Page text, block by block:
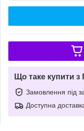
Що таке купити
Замовлення під
Доступна